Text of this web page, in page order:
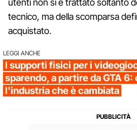
utenti non si è trattato soltanto
tecnico, ma della scomparsa
acquistato.
LEGGI ANCHE
I supporti fisici per i
sparendo, a partire da GTA 6:
l'industria che è cambiata